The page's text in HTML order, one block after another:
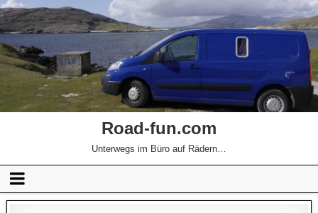
Road-fun.com
Unterwegs im Büro auf Rädern…